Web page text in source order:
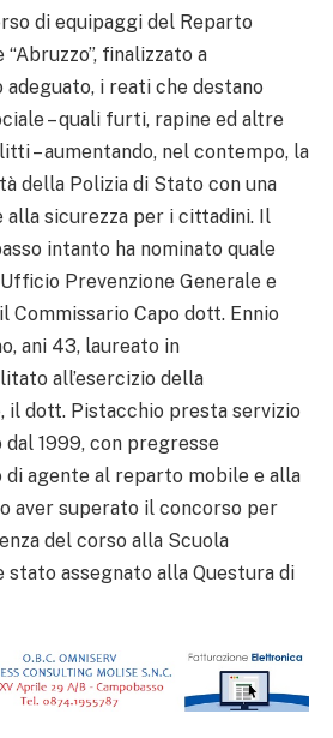
di equipaggi del Reparto
finalizzato a
i reati che destano
– quali furti, rapine ed altre
– aumentando, nel contempo, la
della Polizia di Stato con una
alla sicurezza per i cittadini. Il
intanto ha nominato quale
Prevenzione Generale e
Commissario Capo dott. Ennio
ani 43, laureato in
all’esercizio della
il dott. Pistacchio presta servizio
1999, con pregresse
agente al reparto mobile e alla
aver superato il concorso per
del corso alla Scuola
stato assegnato alla Questura di